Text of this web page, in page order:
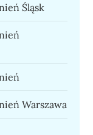
Śląsk
Warszawa